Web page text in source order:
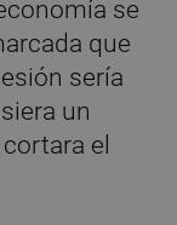
se
que
sería
un
el